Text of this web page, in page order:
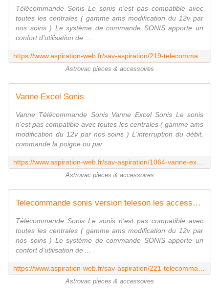
Télécommande Sonis Le sonis n'est pas compatible avec
toutes les centrales ( gamme ams modification du 12v par
nos soins ) Le système de commande SONIS apporte un
confort d'utilisation de ...
Astrovac pieces & accessoires
Vanne Excel Sonis
Vanne Télécommande Sonis Vanne Excel Sonis Le sonis
n'est pas compatible avec toutes les centrales ( gamme ams
modification du 12v par nos soins ) L'interruption du débit,
commande la poigne ou par
Astrovac pieces & accessoires
Telecommande sonis version teleson les accessoires avec vanne
Télécommande Sonis Le sonis n'est pas compatible avec
toutes les centrales ( gamme ams modification du 12v par
nos soins ) Le système de commande SONIS apporte un
confort d'utilisation de ...
Astrovac pieces & accessoires